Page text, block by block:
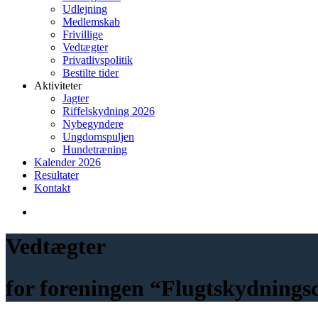
Udlejning
Medlemskab
Frivillige
Vedtægter
Privatlivspolitik
Bestilte tider
Aktiviteter
Jagter
Riffelskydning 2026
Nybegyndere
Ungdomspuljen
Hundetræning
Kalender 2026
Resultater
Kontakt
Vedtægter
for foreningen